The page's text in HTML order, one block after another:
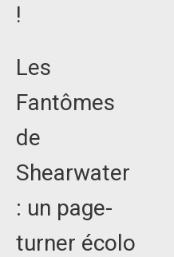
!
Les
Fantômes
de
Shearwater
: un page-
turner écolo